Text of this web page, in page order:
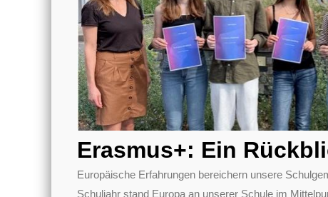
Erasmus+: Ein
Europäische Erfahrungen bereichern unsere
Schuljahr stand Europa an unserer Schule im